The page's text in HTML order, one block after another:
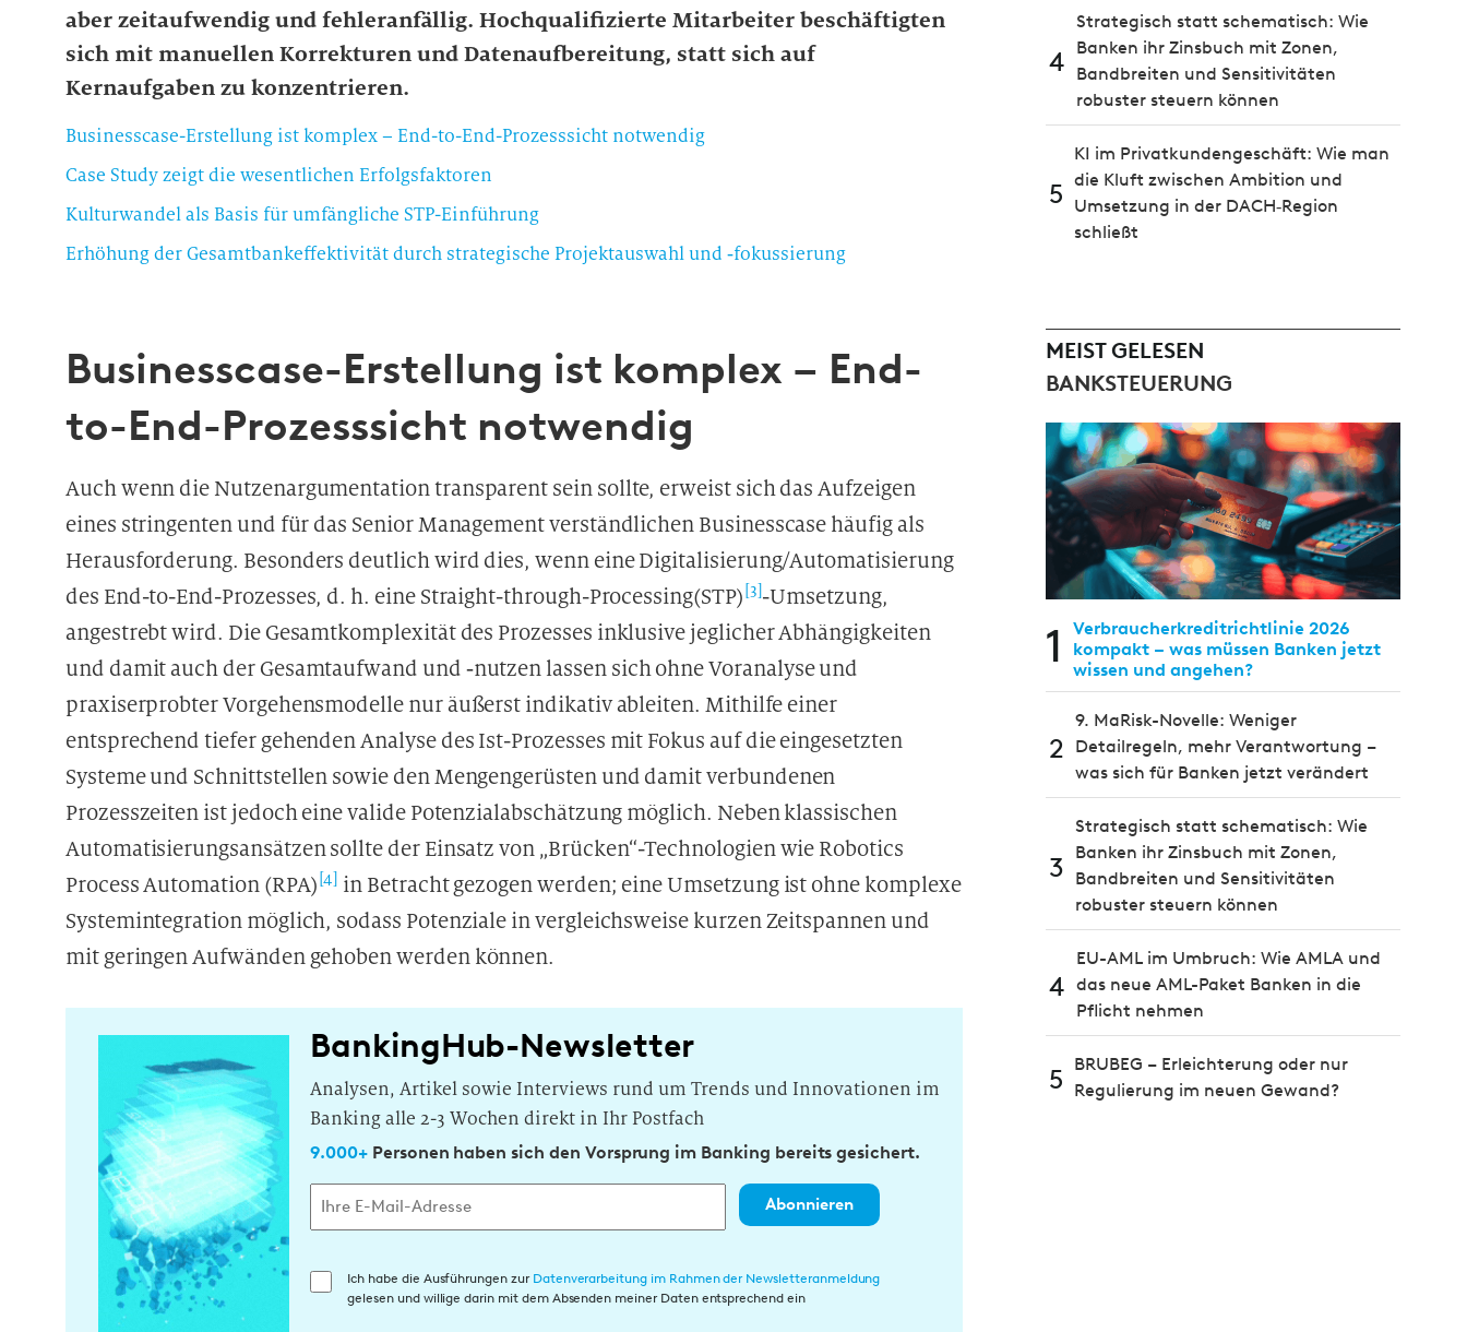
aber zeitaufwendig und fehleranfällig. Hochqualifizierte Mitarbeiter beschäftigten
sich mit manuellen Korrekturen und Datenaufbereitung, statt sich auf
Kernaufgaben zu konzentrieren.
Businesscase-Erstellung ist komplex – End-to-End-Prozesssicht notwendig
Case Study zeigt die wesentlichen Erfolgsfaktoren
Kulturwandel als Basis für umfängliche STP-Einführung
Erhöhung der Gesamtbankeffektivität durch strategische Projektauswahl und ‑fokussierung
Businesscase-Erstellung ist komplex – End-
to-End-Prozesssicht notwendig
Auch wenn die Nutzenargumentation transparent sein sollte, erweist sich das Aufzeigen
eines stringenten und für das Senior Management verständlichen Businesscase häufig als
Herausforderung. Besonders deutlich wird dies, wenn eine Digitalisierung/Automatisierung
des End-to-End-Prozesses, d. h. eine Straight-through-Processing(STP)[3]-Umsetzung,
angestrebt wird. Die Gesamtkomplexität des Prozesses inklusive jeglicher Abhängigkeiten
und damit auch der Gesamtaufwand und ‑nutzen lassen sich ohne Voranalyse und
praxiserprobter Vorgehensmodelle nur äußerst indikativ ableiten. Mithilfe einer
entsprechend tiefer gehenden Analyse des Ist-Prozesses mit Fokus auf die eingesetzten
Systeme und Schnittstellen sowie den Mengengerüsten und damit verbundenen
Prozesszeiten ist jedoch eine valide Potenzialabschätzung möglich. Neben klassischen
Automatisierungsansätzen sollte der Einsatz von „Brücken“-Technologien wie Robotics
Process Automation (RPA)[4] in Betracht gezogen werden; eine Umsetzung ist ohne komplexe
Systemintegration möglich, sodass Potenziale in vergleichsweise kurzen Zeitspannen und
mit geringen Aufwänden gehoben werden können.
BankingHub-Newsletter
Analysen, Artikel sowie Interviews rund um Trends und Innovationen im
Banking alle 2-3 Wochen direkt in Ihr Postfach
9.000+Personen haben sich den Vorsprung im Banking bereits gesichert.
Abonnieren
E
Ich habe die Ausführungen zur Datenverarbeitung im Rahmen der Newsletteranmeldung
gelesen und willige darin mit dem Absenden meiner Daten entsprechend ein
4
Strategisch statt schematisch: Wie
Banken ihr Zinsbuch mit Zonen,
Bandbreiten und Sensitivitäten
robuster steuern können
5
KI im Privatkundengeschäft: Wie man
die Kluft zwischen Ambition und
Umsetzung in der DACH‑Region
schließt
MEIST GELESEN
BANKSTEUERUNG
1
Verbraucherkreditrichtlinie 2026
kompakt – was müssen Banken jetzt
wissen und angehen?
2
9. MaRisk-Novelle: Weniger
Detailregeln, mehr Verantwortung –
was sich für Banken jetzt verändert
3
Strategisch statt schematisch: Wie
Banken ihr Zinsbuch mit Zonen,
Bandbreiten und Sensitivitäten
robuster steuern können
4
EU-AML im Umbruch: Wie AMLA und
das neue AML-Paket Banken in die
Pflicht nehmen
5
BRUBEG – Erleichterung oder nur
Regulierung im neuen Gewand?